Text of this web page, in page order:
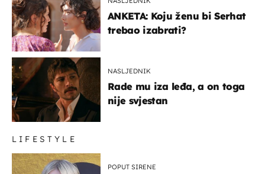
ANKETA: Koju ženu bi Serhat
trebao izabrati?
NASLJEDNIK
Rade mu iza leđa, a on toga
nije svjestan
LIFESTYLE
POPUT SIRENE